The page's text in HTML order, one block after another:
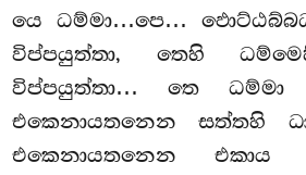
යෙ ධම්මා…පෙ…
විප්පයුත්තා, තෙහි
විප්පයුත්තා… තෙ
එකෙනායතනෙන සත්තහි
එකෙනායතනෙන එකාය